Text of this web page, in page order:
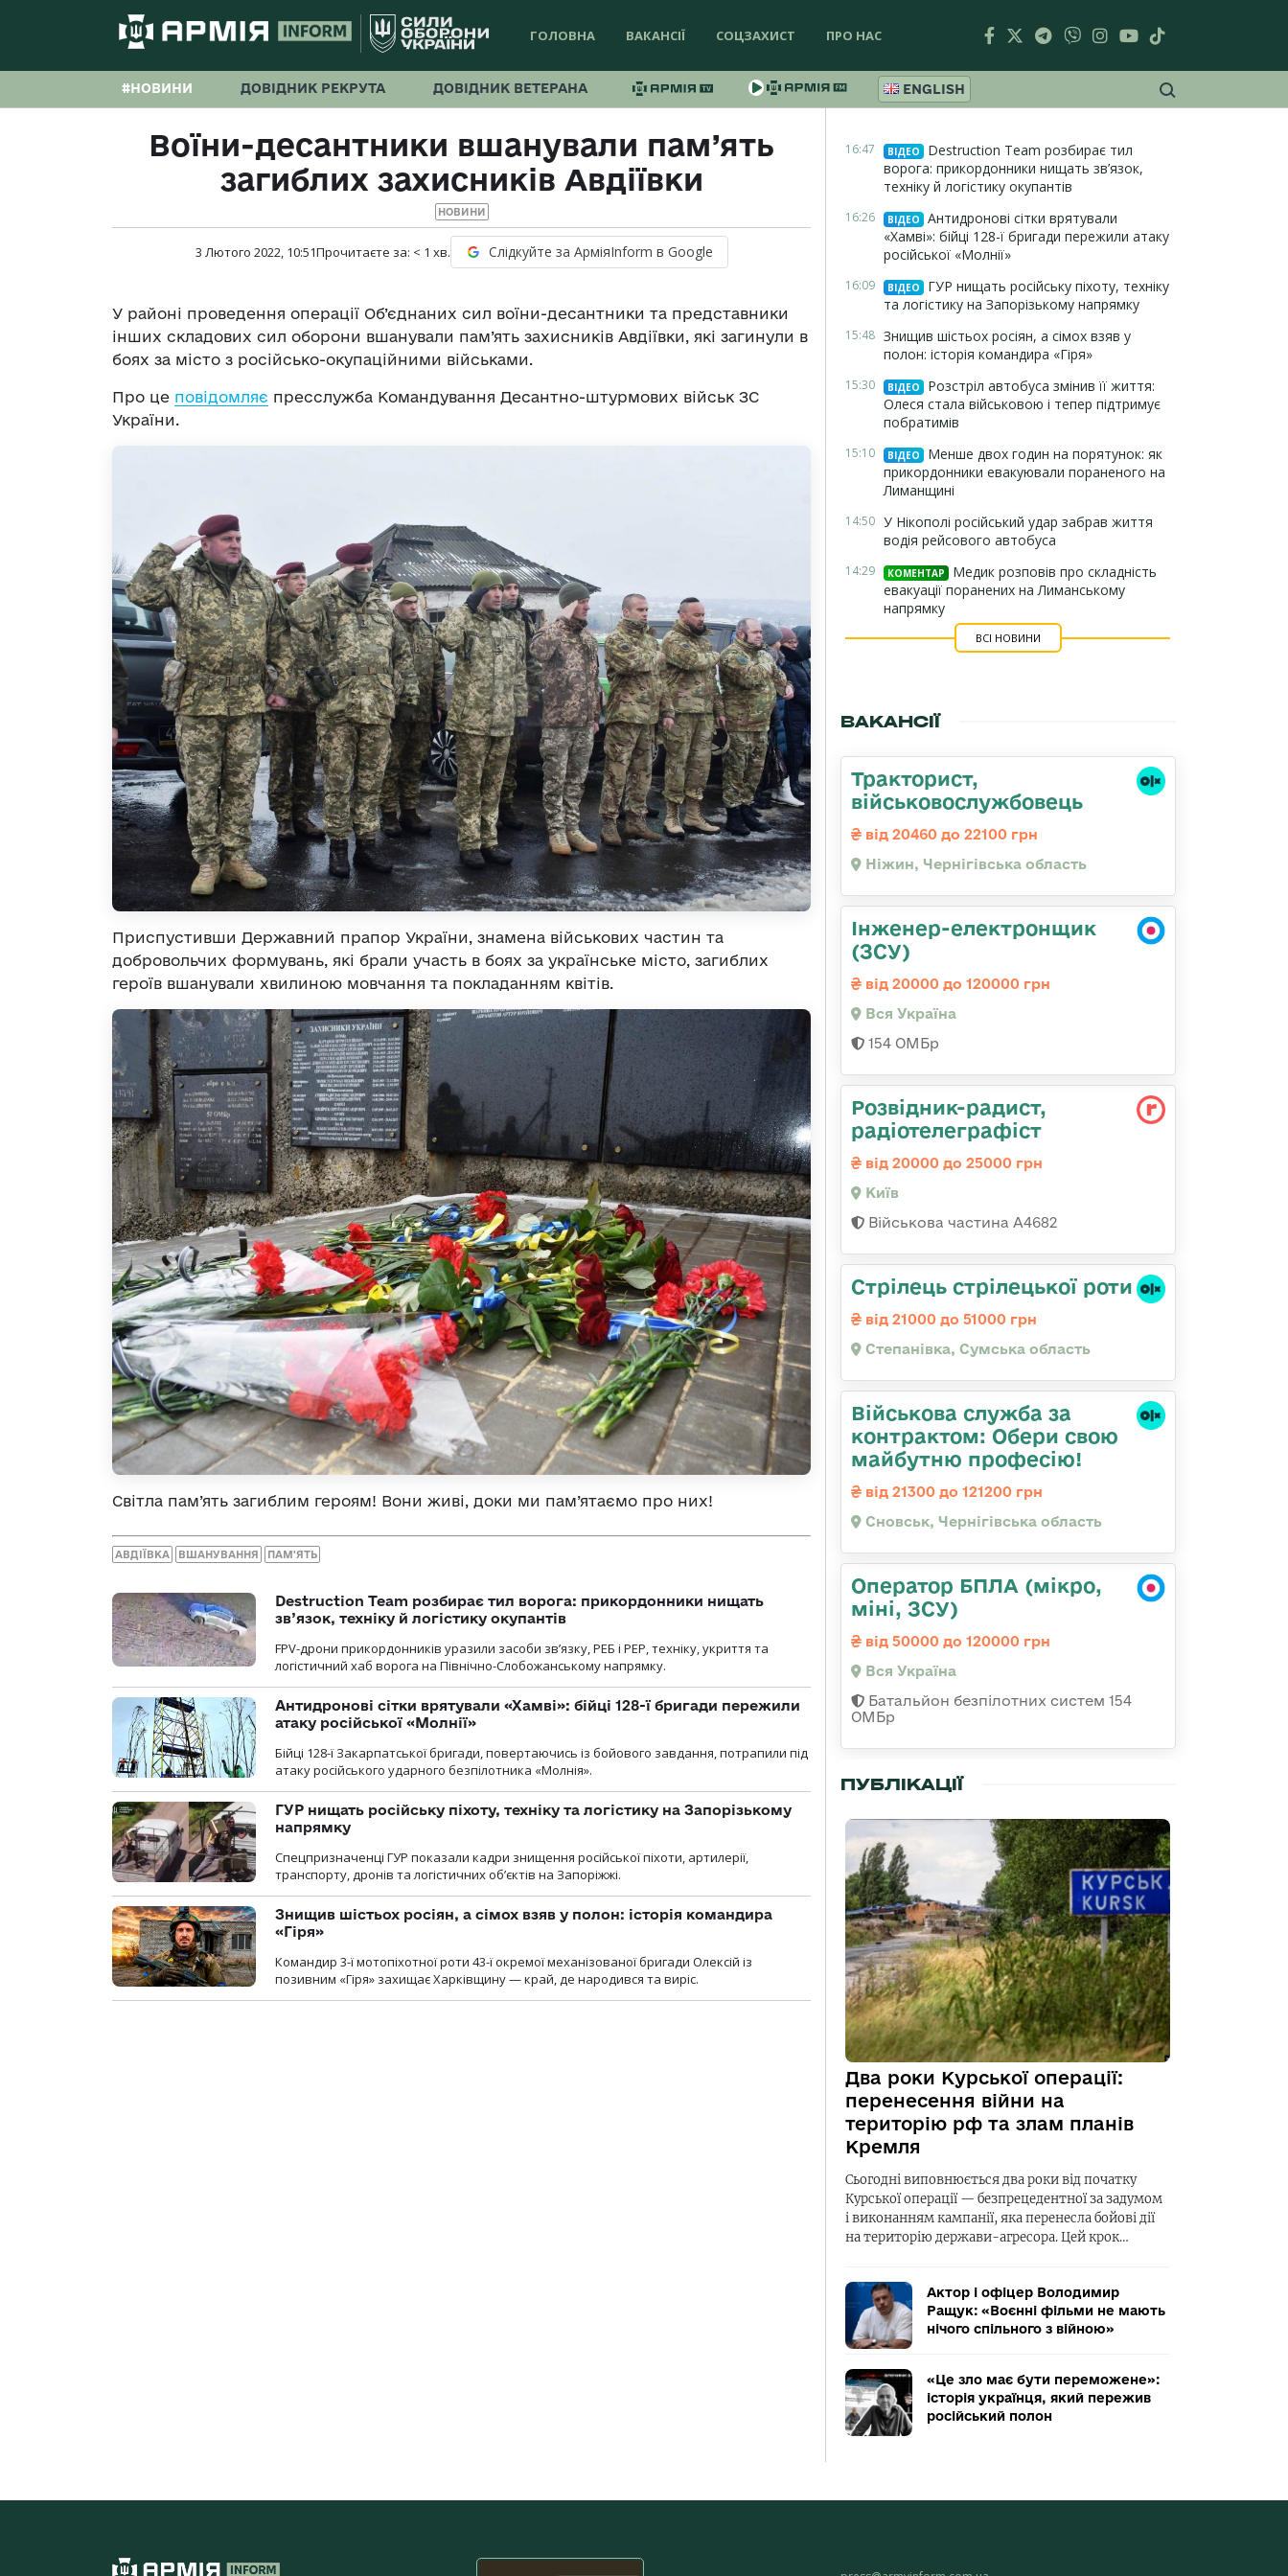
ГОЛОВНА ВАКАНСІЇ СОЦЗАХИСТ ПРО НАС
#НОВИНИ ДОВІДНИК РЕКРУТА ДОВІДНИК ВЕТЕРАНА ENGLISH
Воїни-десантники вшанували пам’ять
загиблих захисників Авдіївки
НОВИНИ
3 Лютого 2022, 10:51Прочитаєте за: < 1 хв. Слідкуйте за АрміяInform в Google
У районі проведення операції Об’єднаних сил воїни-десантники та представники
інших складових сил оборони вшанували пам’ять захисників Авдіївки, які загинули в
боях за місто з російсько-окупаційними військами.
Про це повідомляє пресслужба Командування Десантно-штурмових військ ЗС
України.
Приспустивши Державний прапор України, знамена військових частин та
добровольчих формувань, які брали участь в боях за українське місто, загиблих
героїв вшанували хвилиною мовчання та покладанням квітів.
Світла пам’ять загиблим героям! Вони живі, доки ми пам’ятаємо про них!
АВДІЇВКА ВШАНУВАННЯ ПАМ'ЯТЬ
Destruction Team розбирає тил ворога: прикордонники нищать
зв’язок, техніку й логістику окупантів
FPV-дрони прикордонників уразили засоби зв’язку, РЕБ і РЕР, техніку, укриття та
логістичний хаб ворога на Північно-Слобожанському напрямку.
Антидронові сітки врятували «Хамві»: бійці 128-ї бригади пережили
атаку російської «Молнії»
Бійці 128-ї Закарпатської бригади, повертаючись із бойового завдання, потрапили під
атаку російського ударного безпілотника «Молнія».
ГУР нищать російську піхоту, техніку та логістику на Запорізькому
напрямку
Спецпризначенці ГУР показали кадри знищення російської піхоти, артилерії,
транспорту, дронів та логістичних об’єктів на Запоріжжі.
Знищив шістьох росіян, а сімох взяв у полон: історія командира
«Гіря»
Командир 3-ї мотопіхотної роти 43-ї окремої механізованої бригади Олексій із
позивним «Гіря» захищає Харківщину — край, де народився та виріс.
16:47 ВІДЕО
Destruction Team розбирає тил
ворога: прикордонники нищать зв’язок,
техніку й логістику окупантів
16:26 ВІДЕО
Антидронові сітки врятували
«Хамві»: бійці 128-ї бригади пережили атаку
російської «Молнії»
16:09 ВІДЕО
ГУР нищать російську піхоту, техніку
та логістику на Запорізькому напрямку
15:48 Знищив шістьох росіян, а сімох взяв у
полон: історія командира «Гіря»
15:30 ВІДЕО
Розстріл автобуса змінив її життя:
Олеся стала військовою і тепер підтримує
побратимів
15:10 ВІДЕО
Менше двох годин на порятунок: як
прикордонники евакуювали пораненого на
Лиманщині
14:50 У Нікополі російський удар забрав життя
водія рейсового автобуса
14:29 КОМЕНТАР
Медик розповів про складність
евакуації поранених на Лиманському
напрямку
ВСІ НОВИНИ
ВАКАНСІЇ
Тракторист,
військовослужбовець
від 20460 до 22100 грн
Ніжин, Чернігівська область
Інженер-електронщик
(ЗСУ)
від 20000 до 120000 грн
Вся Україна
154 ОМБр
Розвідник-радист,
радіотелеграфіст
від 20000 до 25000 грн
Київ
Військова частина А4682
Стрілець стрілецької роти
від 21000 до 51000 грн
Степанівка, Сумська область
Військова служба за
контрактом: Обери свою
майбутню професію!
від 21300 до 121200 грн
Сновськ, Чернігівська область
Оператор БПЛА (мікро,
міні, ЗСУ)
від 50000 до 120000 грн
Вся Україна
Батальйон безпілотних систем 154
ОМБр
ПУБЛІКАЦІЇ
Два роки Курської операції:
перенесення війни на
територію рф та злам планів
Кремля
Сьогодні виповнюється два роки від початку
Курської операції — безпрецедентної за задумом
і виконанням кампанії, яка перенесла бойові дії
на територію держави-агресора. Цей крок…
Актор і офіцер Володимир
Ращук: «Воєнні фільми не мають
нічого спільного з війною»
«Це зло має бути переможене»:
історія українця, який пережив
російський полон